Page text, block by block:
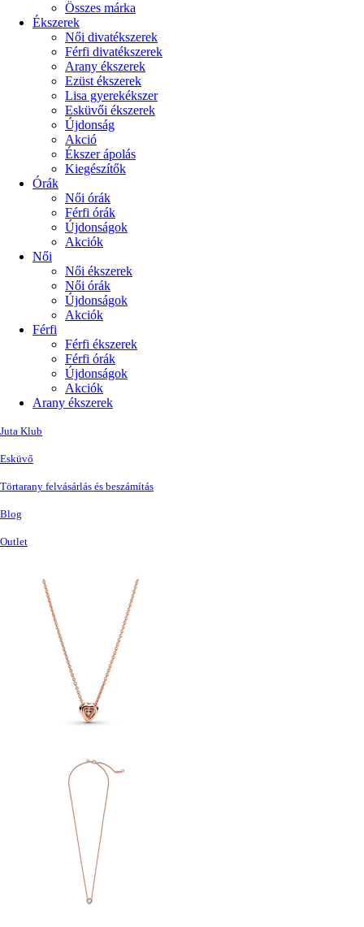
Összes márka
Ékszerek
Női divatékszerek
Férfi divatékszerek
Arany ékszerek
Ezüst ékszerek
Lisa gyerekékszer
Esküvői ékszerek
Újdonság
Akció
Ékszer ápolás
Kiegészítők
Órák
Női órák
Férfi órák
Újdonságok
Akciók
Női
Női ékszerek
Női órák
Újdonságok
Akciók
Férfi
Férfi ékszerek
Férfi órák
Újdonságok
Akciók
Arany ékszerek
Juta Klub
Esküvő
Törtarany felvásárlás és beszámítás
Blog
Outlet